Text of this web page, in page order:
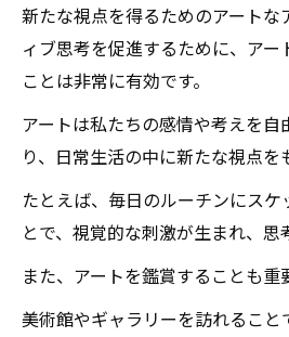
新たな視点を得るためのアート
ィブ思考を促進するために、ア
ことは非常に有効です。
アートは私たちの感情や考えを
り、日常生活の中に新たな視点を
たとえば、毎日のルーチンにス
とで、視覚的な刺激が生まれ、思
また、アートを鑑賞することも重
美術館やギャラリーを訪れるこ